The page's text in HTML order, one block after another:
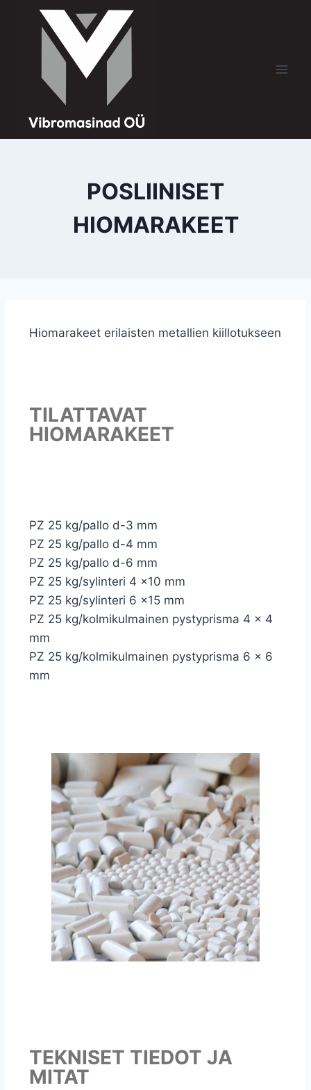
POSLIINISET
HIOMARAKEET
Hiomarakeet erilaisten metallien kiillotukseen
TILATTAVAT
HIOMARAKEET
PZ 25 kg/pallo d-3 mm
PZ 25 kg/pallo d-4 mm
PZ 25 kg/pallo d-6 mm
PZ 25 kg/sylinteri 4 x10 mm
PZ 25 kg/sylinteri 6 x15 mm
PZ 25 kg/kolmikulmainen pystyprisma 4 x 4
mm
PZ 25 kg/kolmikulmainen pystyprisma 6 x 6
mm
TEKNISET TIEDOT JA
MITAT